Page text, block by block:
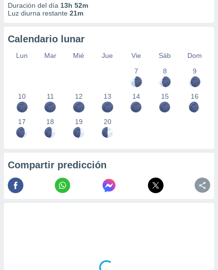
Duración del día 13h 52m
Luz diurna restante 21m
Calendario lunar
Lun Mar Mié Jue Vie Sáb
Dom
7
8 9
10 11 12 13 14 15 16
17 18 19 20
Compartir predicción